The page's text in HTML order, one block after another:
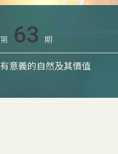
第 63 期
有意義的自然及其價值